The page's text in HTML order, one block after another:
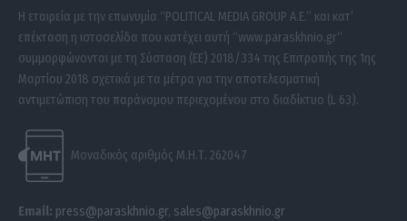
Η εταιρεία με την επωνυμία “POLITICAL MEDIA GROUP A.E.” και κατ’
επέκταση η ιστοσελίδα που κατέχει αυτή “www.paraskhnio.gr”
συμμορφώνονται με τη Σύσταση (ΕΕ) 2018/334 της Επιτροπής της 1ης
Μαρτίου 2018 σχετικά με τα μέτρα για την αποτελεσματική
αντιμετώπιση του παράνομου περιεχομένου στο διαδίκτυο (L 63).
Μοναδικός αριθμός Μ.Η.Τ. 262047
Email: press@paraskhnio.gr, sales@paraskhnio.gr